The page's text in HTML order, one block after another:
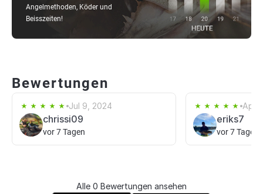
Angelmethoden, Köder und
Beisszeiten!
Bewertungen
Jul 9, 2024
chrissi09
vor 7 Tagen
Apr
eriks7
vor 7 Tagen
Alle 0 Bewertungen ansehen